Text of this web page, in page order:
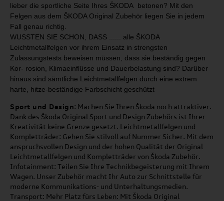
lieber die sportliche Seite Ihres ŠKODA betonen? Mit den
Felgen aus dem ŠKODA Original Zubehör liegen Sie in jedem
Fall genau richtig.
WUSSTEN SIE SCHON, DASS ...
... alle ŠKODA
Leichtmetallfelgen vor ihrem Einsatz in strengsten
Zulassungstests beweisen müssen, dass sie beständig gegen
Kor- rosion, Klimaeinflüsse und Dauer­belastung sind? Darüber
hinaus sind sämtliche Leichtmetallfelgen durch eine extrem
harte, hitze-beständige Farbschicht geschützt
Sport und Design: Machen Sie Ihren Škoda noch attraktiver.
Dank des Škoda Original Sport und Design Zubehörs ist Ihrer
Kreativität keine Grenze gesetzt. Leichtmetallfelgen und
Kompletträder: Gehen Sie stilvoll auf Nummer Sicher. Mit dem
anspruchsvollen Design und der hohen Qualität der Original
Leichtmetallfelgen und Kompletträder von Škoda Zubehör.
Infotainment: Teilen Sie Ihre Technikbegeisterung mit Ihrem
Wagen. Unser Zubehör macht Ihr Auto zur Schnittstelle für
moderne Kommunikations- und Unterhaltungsmedien.
Transport: Mehr Platz fürs Leben: Mit Škoda Original